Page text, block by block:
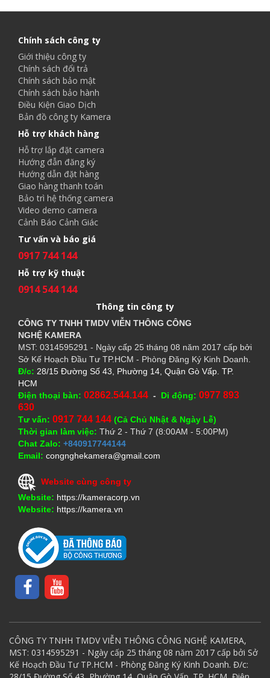
Chính sách công ty
Giới thiệu công ty
Chính sách đổi trả
Chính sách bảo mật
Chính sách bảo hành
Điều Kiện Giao Dịch
Bản đồ công ty Kamera
Hỗ trợ khách hàng
Hỗ trợ lắp đặt camera
Hướng đẫn đăng ký
Hướng dẫn đặt hàng
Giao hàng thanh toán
Bảo trì hệ thống camera
Video demo camera
Cảnh Báo Cảnh Giác
Tư vấn và báo giá
0917 744 144
Hỗ trợ kỹ thuật
0914 544 144
Thông tin công ty
CÔNG TY TNHH TMDV VIỄN THÔNG CÔNG
NGHỆ KAMERA
MST: 0314595291 - Ngày cấp 25 tháng 08 năm 2017 cấp bởi
Sở Kế Hoạch Đầu Tư TP.HCM - Phòng Đăng Ký Kinh Doanh.
Đ/c: 28/15 Đường Số 43, Phường 14, Quận Gò Vấp. TP.
HCM
Điện thoại bàn: 02862.544.144 - Di động: 0977 893
630
Tư vấn: 0917 744 144 (Cả Chủ Nhật & Ngày Lễ)
Thời gian làm việc: Thứ 2 - Thứ 7 (8:00AM - 5:00PM)
Chat Zalo: +840917744144
Email: congnghekamera@gmail.com
Website cùng công ty
Website: https://kameracorp.vn
Website: https://kamera.vn
CÔNG TY TNHH TMDV VIỄN THÔNG CÔNG NGHỆ KAMERA,
MST: 0314595291 - Ngày cấp 25 tháng 08 năm 2017 cấp bởi Sở
Kế Hoạch Đầu Tư TP.HCM - Phòng Đăng Ký Kinh Doanh. Đ/c: